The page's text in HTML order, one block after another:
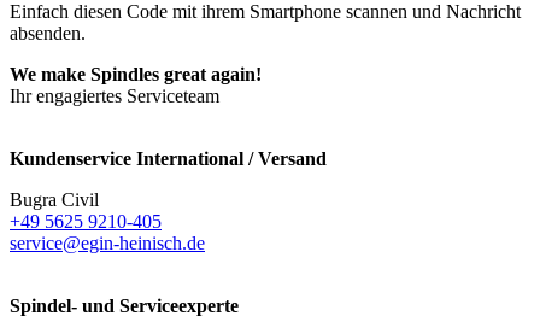
Einfach diesen Code mit ihrem Smartphone scannen und Nachricht
absenden.
We make Spindles great again!
Ihr engagiertes Serviceteam
Kundenservice International / Versand
Bugra Civil
+49 5625 9210-405
service@egin-heinisch.de
Spindel- und Serviceexperte